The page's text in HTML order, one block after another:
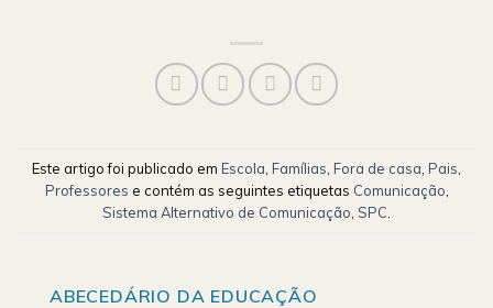
Este artigo foi publicado em Escola Famílias Fora de casa Pais
Professores e contém as seguintes etiquetas Comunicação
Sistema Alternativo de Comunicação SPC
ABECEDÁRIO DA EDUCAÇÃO